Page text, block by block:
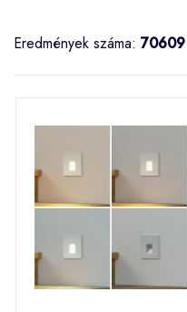
Eredmények száma: 70609